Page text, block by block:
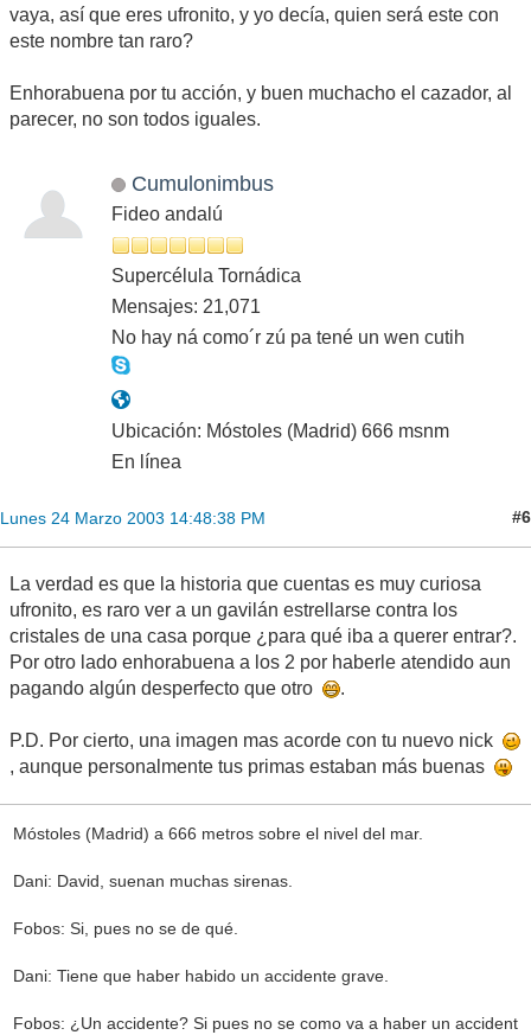
vaya, así que eres ufronito, y yo decía, quien será este con
este nombre tan raro?
Enhorabuena por tu acción, y buen muchacho el cazador, al
parecer, no son todos iguales.
Cumulonimbus
Fideo andalú
Supercélula Tornádica
Mensajes: 21,071
No hay ná como´r zú pa tené un wen cutih
Ubicación: Móstoles (Madrid) 666 msnm
En línea
Lunes 24 Marzo 2003 14:48:38 PM #6
La verdad es que la historia que cuentas es muy curiosa
ufronito, es raro ver a un gavilán estrellarse contra los
cristales de una casa porque ¿para qué iba a querer entrar?.
Por otro lado enhorabuena a los 2 por haberle atendido aun
pagando algún desperfecto que otro
.
P.D. Por cierto, una imagen mas acorde con tu nuevo nick
, aunque personalmente tus primas estaban más buenas
Móstoles (Madrid) a 666 metros sobre el nivel del mar.
Dani: David, suenan muchas sirenas.
Fobos: Si, pues no se de qué.
Dani: Tiene que haber habido un accidente grave.
Fobos: ¿Un accidente? Si pues no se como va a haber un accident